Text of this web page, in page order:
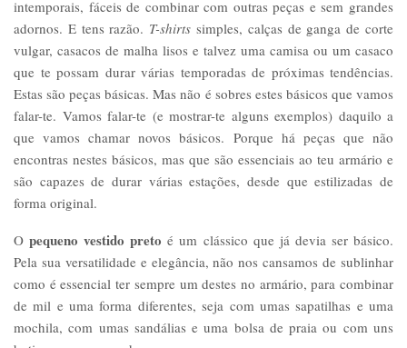
intemporais, fáceis de combinar com outras peças e sem grandes
adornos. E tens razão. T-shirts simples, calças de ganga de corte
vulgar, casacos de malha lisos e talvez uma camisa ou um casaco
que te possam durar várias temporadas de próximas tendências.
Estas são peças básicas. Mas não é sobres estes básicos que vamos
falar-te. Vamos falar-te (e mostrar-te alguns exemplos) daquilo a
que vamos chamar novos básicos. Porque há peças que não
encontras nestes básicos, mas que são essenciais ao teu armário e
são capazes de durar várias estações, desde que estilizadas de
forma original.
Opequeno vestido preto é um clássico que já devia ser básico.
Pela sua versatilidade e elegância, não nos cansamos de sublinhar
como é essencial ter sempre um destes no armário, para combinar
de mil e uma forma diferentes, seja com umas sapatilhas e uma
mochila, com umas sandálias e uma bolsa de praia ou com uns